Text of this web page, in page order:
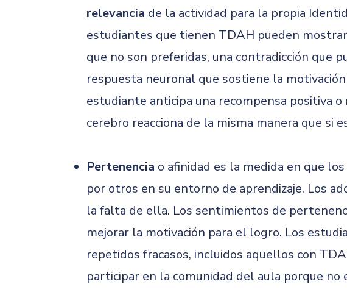
relevancia de la actividad para la propia
estudiantes que tienen TDAH pueden
que no son preferidas, una contradicción que
respuesta neuronal que sostiene la
estudiante anticipa una recompensa positiva
cerebro reacciona de la misma manera que si
Pertenencia o afinidad es la medida en que
por otros en su entorno de aprendizaje. Los
la falta de ella. Los sentimientos de
mejorar la motivación para el logro. Los
repetidos fracasos, incluidos aquellos con
participar en la comunidad del aula porque